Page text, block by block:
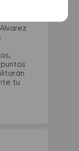
tu